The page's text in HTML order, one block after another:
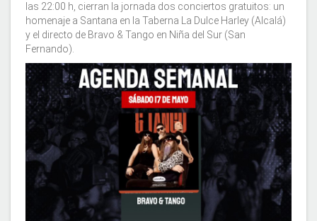
las 22:00 h, cierran la jornada dos conciertos gratuitos: un
homenaje a Santana en la Taberna La Dulce Harley (Alcalá)
y el directo de Bravo & Tango en Niña del Sur (San
Fernando).